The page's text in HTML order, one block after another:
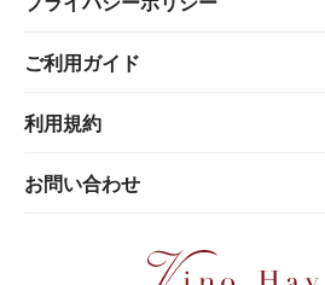
ご利用ガイド
利用規約
お問い合わせ